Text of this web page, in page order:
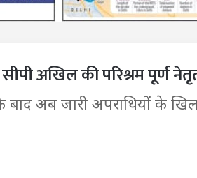
अखिल की परिश्रम पूर्ण
अब जारी अपराधियों के